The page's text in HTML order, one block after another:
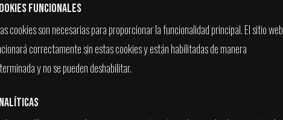
DE LA
Funcionales
cookies son necesarias para proporcionar la funcionalidad principal. El sitio web
correctamente sin estas cookies y están habilitadas de manera
y no se pueden deshabilitar.